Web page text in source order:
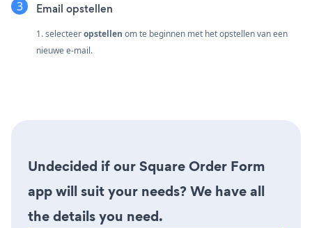
Email opstellen
1. selecteeropstellen om te beginnen met het opstellen van een
nieuwe e-mail.
Undecided if our Square Order Form
app will suit your needs? We have all
the details you need.